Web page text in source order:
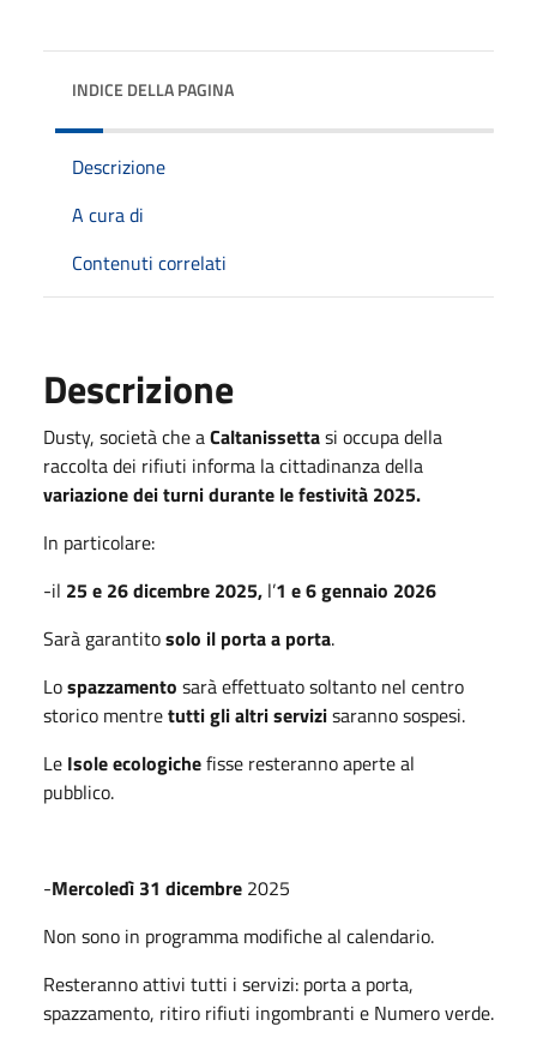
INDICE DELLA PAGINA
Descrizione
A cura di
Contenuti correlati
Descrizione
Dusty, società che aCaltanissettasi occupa della
raccolta dei rifiuti informa la cittadinanza della
variazione dei turni durante le festività 2025.
In particolare:
-il 25 e 26 dicembre 2025, l’1 e 6 gennaio 2026
Sarà garantitosolo il porta a porta.
Lospazzamento sarà effettuato soltanto nel centro
storico mentretutti gli altri servizisaranno sospesi.
Le Isole ecologichefisse resteranno aperte al
pubblico.
-Mercoledì 31 dicembre 2025
Non sono in programma modifiche al calendario.
Resteranno attivi tutti i servizi: porta a porta,
spazzamento, ritiro rifiuti ingombranti e Numero verde.